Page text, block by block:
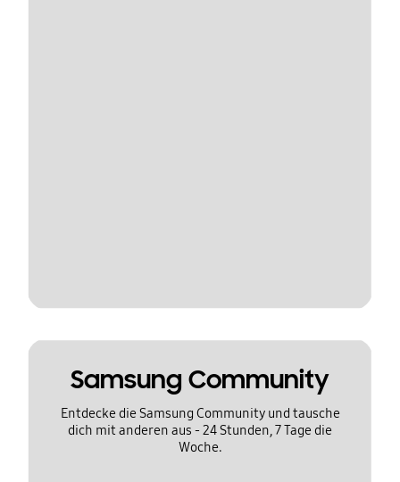
Samsung Community
Entdecke die Samsung Community und tausche
dich mit anderen aus - 24 Stunden, 7 Tage die
Woche.